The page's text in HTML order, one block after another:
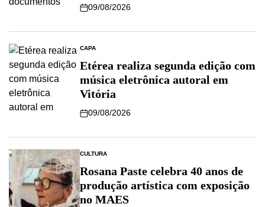
09/08/2026
CAPA
Etérea realiza segunda edição com
música eletrônica autoral em
Vitória
09/08/2026
CULTURA
Rosana Paste celebra 40 anos de
produção artística com exposição
no MAES